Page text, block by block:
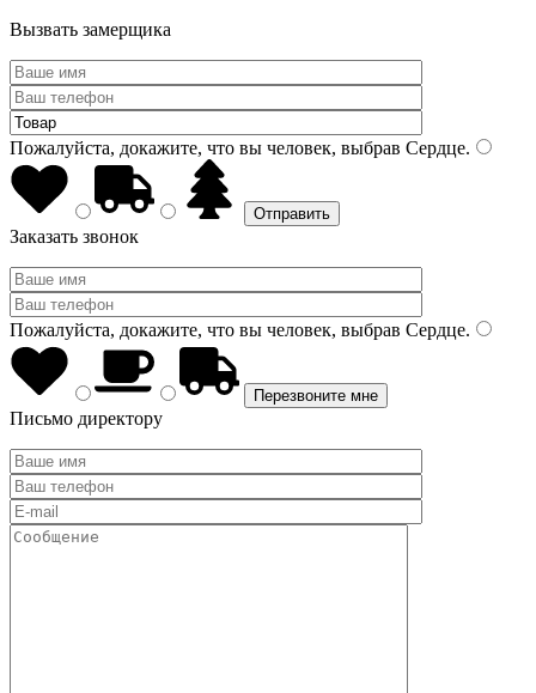
Вызвать замерщика
Пожалуйста, докажите, что вы человек, выбрав Сердце.
Заказать звонок
Пожалуйста, докажите, что вы человек, выбрав Сердце.
Письмо директору